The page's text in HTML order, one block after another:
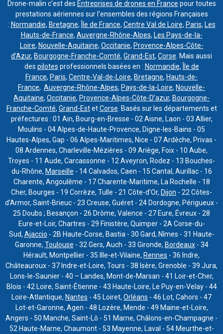
Drone-malin c'est des Entreprises de drones en France pour toutes
prestations aériennes sur l'ensembles des régions Françaises
: Normandie, Bretagne,Île de France, Centre Val de Loire, Paris, Les
Hauts-de-France, Auvergne-Rhône-Alpes, Les Pays-de-la-
Loire, Nouvelle-Aquitaine, Occitanie, Provence-Alpes-Côte-
d’Azur, Bourgogne-Franche-Comté, Grand-Est, Corse . Mais aussi
des pilotes professionnels basées en : Normandie,Île de
France, Paris, Centre-Val-de-Loire, Bretagne, Hauts-de-
France, Auvergne-Rhône-Alpes, Pays-de-la-Loire, Nouvelle-
Aquitaine, Occitanie, Provence-Alpes-Côte-D’azur, Bourgogne-
Franche-Comté, Grand-EstetCorse . Basés sur les départements et
préfectures : 01 Ain, Bourg-en-Bresse - 02 Aisne, Laon - 03 Allier,
Moulins - 04 Alpes-de-Haute-Provence, Digne-les-Bains - 05
Hautes-Alpes, Gap - 06 Alpes-Maritimes, Nice - 07 Ardèche, Privas -
08 Ardennes, Charleville-Mézières - 09 Ariège, Foix - 10 Aube,
Troyes - 11 Aude, Carcassonne - 12 Aveyron, Rodez - 13 Bouches-
du-Rhône, Marseille - 14 Calvados, Caen - 15 Cantal, Aurillac - 16
Charente, Angoulême - 17 Charente-Maritime, La Rochelle - 18
Cher, Bourges - 19 Corrèze, Tulle - 21 Côte-d’Or, Dijon - 22 Côtes-
d’Armor, Saint-Brieuc - 23 Creuse, Guéret - 24 Dordogne, Périgueux -
25 Doubs ; Besançon - 26 Drôme, Valence - 27 Eure, Évreux - 28
Eure-et-Loir, Chartres - 29 Finistère, Quimper - 2A Corse-du-
Sud, Ajaccio - 2B Haute-Corse, Bastia - 30 Gard, Nîmes - 31 Haute-
Garonne, Toulouse - 32 Gers, Auch - 33 Gironde, Bordeaux- 34
Hérault, Montpellier - 35 Ille-et-Vilaine, Rennes - 36 Indre,
Châteauroux - 37 Indre-et-Loire, Tours - 38 Isère, Grenoble - 39 Jura,
Lons-le-Saunier - 40 – Landes, Mont-de-Marsan - 41 Loir-et-Cher,
Blois - 42 Loire, Saint-Étienne - 43 Haute-Loire, Le Puy-en-Velay - 44
Loire-Atlantique, Nantes - 45 Loiret, Orléans - 46 Lot, Cahors - 47
Lot-et-Garonne, Agen - 48 Lozère, Mende - 49 Maine-et-Loire,
Angers - 50 Manche, Saint-Lô - 51 Marne, Châlons-en-Champagne -
52 Haute-Marne, Chaumont - 53 Mayenne, Laval - 54 Meurthe-et-